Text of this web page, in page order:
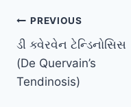
Post
navigation
PREVIOUS
ડી ક્વેરવેન ટેન્ડિનોસિસ
(De Quervain’s
Tendinosis)